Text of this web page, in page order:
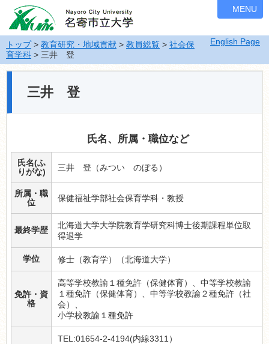
ナ
ビ
ゲ
ー
シ
ョ
English Page
MENU
トップ> 教育研究・地域貢献 > 教員総覧 > 社会保
育学科 > 三井 登
三井 登
氏名、所属・職位など
氏名(ふ
りがな)
三井 登（みつい のぼる）
所属・職
位
保健福祉学部社会保育学科・教授
最終学歴
北海道大学大学院教育学研究科博士後期課程単位取
得退学
学位 修士（教育学）（北海道大学）
免許・資
格
高等学校教諭１種免許（保健体育）、中等学校教諭
１種免許（保健体育）、中等学校教諭２種免許（社
会）、
小学校教諭１種免許
TEL:01654-2-4194(内線3311）